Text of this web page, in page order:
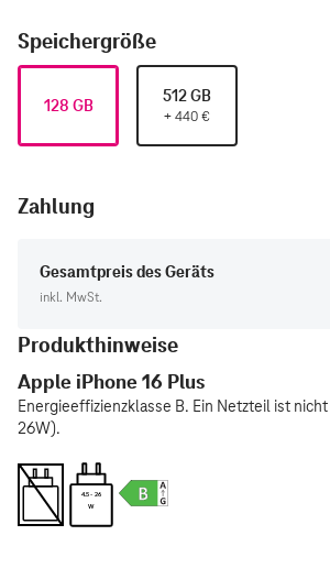
Speichergröße
128 GB 512 GB
+ 440 €
Zahlung
Gesamtpreis des Geräts
inkl. MwSt.
Produkthinweise
Apple iPhone 16 Plus
Energieeffizienzklasse B. Ein Netzteil ist
26W).
4.5 - 26
W